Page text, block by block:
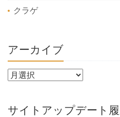
クラゲ
アーカイブ
サイトアップデート